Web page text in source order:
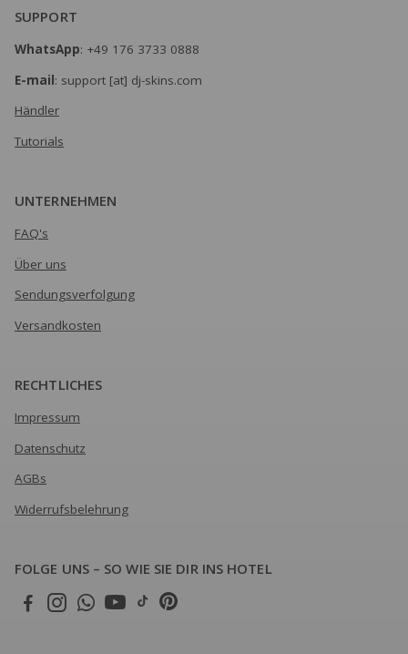
SUPPORT
WhatsApp: +49 176 3733 0888
E-mail: support [at] dj-skins.com
Händler
Tutorials
UNTERNEHMEN
FAQ's
Über uns
Sendungsverfolgung
Versandkosten
RECHTLICHES
Impressum
Datenschutz
AGBs
Widerrufsbelehrung
FOLGE UNS – SO WIE SIE DIR INS HOTEL